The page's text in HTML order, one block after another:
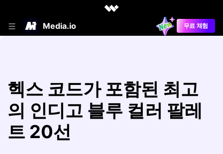
Media.io 무료 체험
헥스 코드가 포함된 최고
의 인디고 블루 컬러 팔레
트 20선